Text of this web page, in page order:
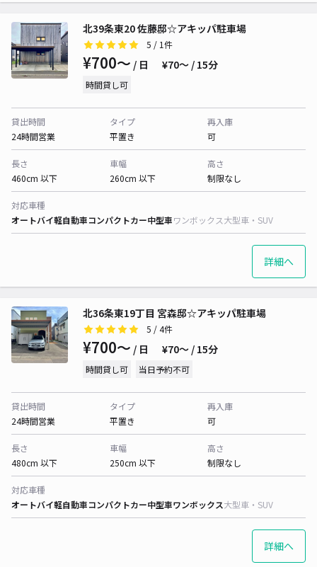
北39条東20 佐藤邸☆アキッパ駐車場
5 / 1件
¥700〜 / 日 ¥70〜 / 15分
時間貸し可
貸出時間
24時間営業
タイプ
平置き
再入庫
可
長さ
460cm 以下
車幅
260cm 以下
高さ
制限なし
対応車種
オートバイ軽自動車コンパクトカー中型車ワンボックス大型車・SUV
詳細へ
北36条東19丁目 宮森邸☆アキッパ駐車場
5 / 4件
¥700〜 / 日 ¥70〜 / 15分
時間貸し可 当日予約不可
貸出時間
24時間営業
タイプ
平置き
再入庫
可
長さ
480cm 以下
車幅
250cm 以下
高さ
制限なし
対応車種
オートバイ軽自動車コンパクトカー中型車ワンボックス大型車・SUV
詳細へ